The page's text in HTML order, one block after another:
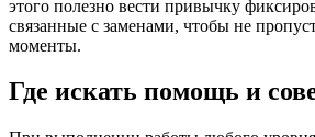
этого полезно вести привычку
связанные с заменами, чтобы не
моменты.
Где искать помощь и